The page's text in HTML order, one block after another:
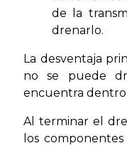
de la
drenarlo.
La desventaja
no se puede
encuentra
Al terminar el
los